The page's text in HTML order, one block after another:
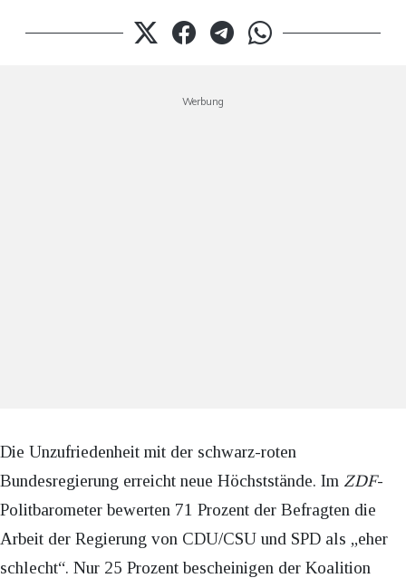
Werbung
Die Unzufriedenheit mit der schwarz-roten
Bundesregierung erreicht neue Höchststände. Im ZDF-
Politbarometer bewerten 71 Prozent der Befragten die
Arbeit der Regierung von CDU/CSU und SPD als „eher
schlecht“. Nur 25 Prozent bescheinigen der Koalition